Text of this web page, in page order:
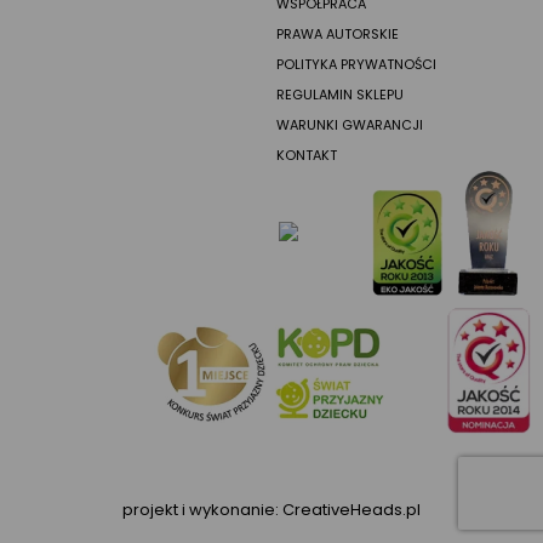
WSPÓŁPRACA
PRAWA AUTORSKIE
POLITYKA PRYWATNOŚCI
REGULAMIN SKLEPU
WARUNKI GWARANCJI
KONTAKT
projekt i wykonanie: CreativeHeads.pl